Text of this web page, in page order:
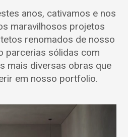
anos, cativamos e nos
maravilhosos projetos
renomados de nosso
parcerias sólidas com
mais diversas obras que
em nosso portfolio.